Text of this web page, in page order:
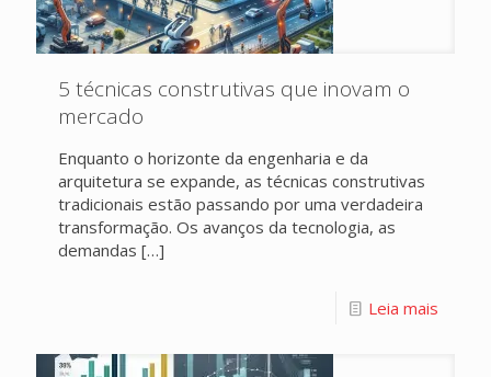
5 técnicas construtivas que inovam o
mercado
Enquanto o horizonte da engenharia e da
arquitetura se expande, as técnicas construtivas
tradicionais estão passando por uma verdadeira
transformação. Os avanços da tecnologia, as
demandas […]
Leia mais